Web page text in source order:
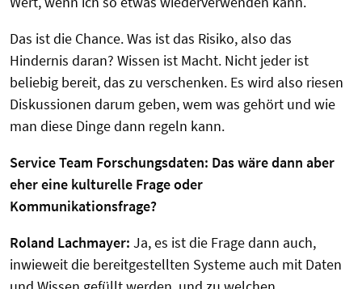
Das ist die Chance. Was ist das Risiko, also das
Hindernis daran? Wissen ist Macht. Nicht jeder ist
beliebig bereit, das zu verschenken. Es wird also riesen
Diskussionen darum geben, wem was gehört und wie
man diese Dinge dann regeln kann.
Service Team Forschungsdaten: Das wäre dann aber
eher eine kulturelle Frage oder
Kommunikationsfrage?
Roland Lachmayer: Ja, es ist die Frage dann auch,
inwieweit die bereitgestellten Systeme auch mit Daten